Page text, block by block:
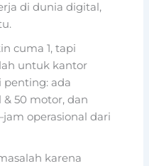
di dunia digital,
cuma 1, tapi
untuk kantor
penting: ada
50 motor, dan
operasional dari
karena